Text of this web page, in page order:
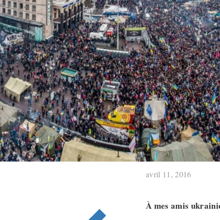
avril 11, 2016
À mes amis